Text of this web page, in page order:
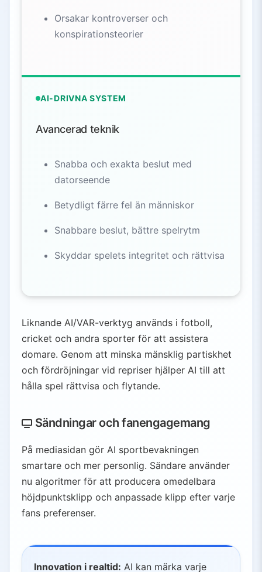
Orsakar kontroverser och
konspirationsteorier
AI-DRIVNA SYSTEM
Avancerad teknik
Snabba och exakta beslut med
datorseende
Betydligt färre fel än människor
Snabbare beslut, bättre spelrytm
Skyddar spelets integritet och rättvisa
Liknande AI/VAR-verktyg används i fotboll,
cricket och andra sporter för att assistera
domare. Genom att minska mänsklig partiskhet
och fördröjningar vid repriser hjälper AI till att
hålla spel rättvisa och flytande.
Sändningar och fanengagemang
På mediasidan gör AI sportbevakningen
smartare och mer personlig. Sändare använder
nu algoritmer för att producera omedelbara
höjdpunktsklipp och anpassade klipp efter varje
fans preferenser.
Innovation i realtid: AI kan märka varje